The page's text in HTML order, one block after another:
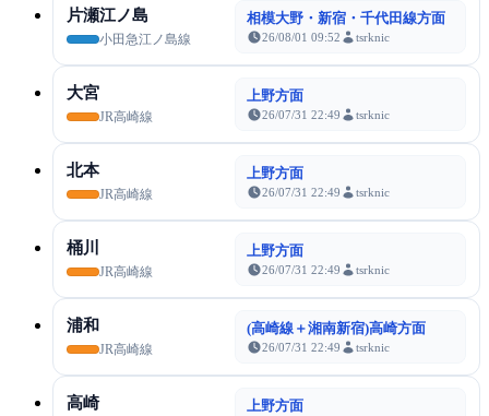
片瀬江ノ島
小田急江ノ島線
相模大野・新宿・千代田線方面
26/08/01 09:52 tsrknic
大宮
JR高崎線
上野方面
26/07/31 22:49 tsrknic
北本
JR高崎線
上野方面
26/07/31 22:49 tsrknic
桶川
JR高崎線
上野方面
26/07/31 22:49 tsrknic
浦和
JR高崎線
(高崎線＋湘南新宿)高崎方面
26/07/31 22:49 tsrknic
高崎 上野方面